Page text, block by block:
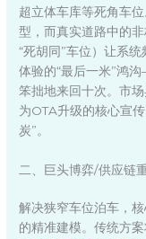
超立体车库等死角车
型，而真实道路中的
“死胡同”车位）让系
体验的“最后一米”鸿
笨拙地来回十次。市
为OTA升级的核心宣
炭”。
二、巨头博弈/供应链
解决狭窄车位泊车，
的精准建模。传统方